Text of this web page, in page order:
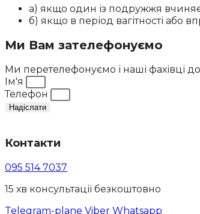
а) якщо один із подружжя
б) якщо в період вагітності або
Ми Вам зателефонуємо
Ми перетелефонуємо і наші фахівці
Ім'я
Телефон
Надіслати
Контакти
095 514 7037
15 хв консультації безкоштовно
Telegram-plane Viber Whatsapp